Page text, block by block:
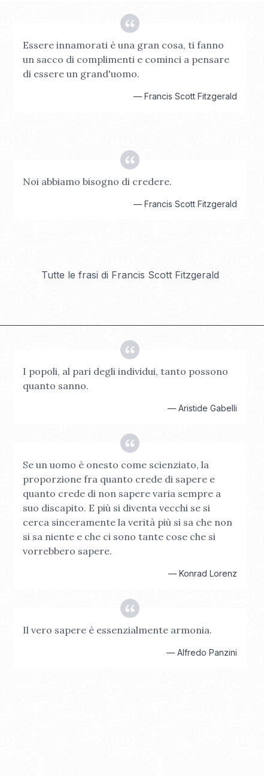
Essere innamorati è una gran cosa, ti fanno
un sacco di complimenti e cominci a pensare
di essere un grand'uomo.
— Francis Scott Fitzgerald
Noi abbiamo bisogno di credere.
— Francis Scott Fitzgerald
Tutte le frasi di Francis Scott Fitzgerald
I popoli, al pari degli individui, tanto possono
quanto sanno.
— Aristide Gabelli
Se un uomo è onesto come scienziato, la
proporzione fra quanto crede di sapere e
quanto crede di non sapere varia sempre a
suo discapito. E più si diventa vecchi se si
cerca sinceramente la verità più si sa che non
si sa niente e che ci sono tante cose che si
vorrebbero sapere.
— Konrad Lorenz
Il vero sapere è essenzialmente armonia.
— Alfredo Panzini